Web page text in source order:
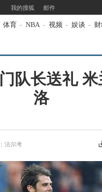
我的搜狐 邮件
体育 - NBA - 视频 - 娱谈 -
队长送礼
洛
法尔考